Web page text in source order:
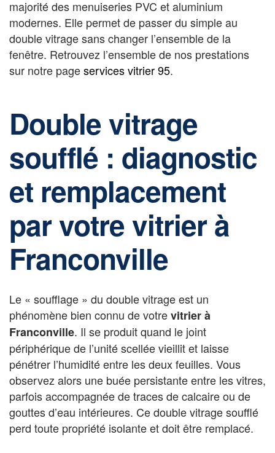
majorité des menuiseries PVC et aluminium
modernes. Elle permet de passer du simple au
double vitrage sans changer l’ensemble de la
fenêtre. Retrouvez l’ensemble de nos prestations
sur notre pageservices vitrier 95.
Double vitrage
soufflé : diagnostic
et remplacement
par votre vitrier à
Franconville
Le « soufflage » du double vitrage est un
phénomène bien connu de votrevitrier à
Franconville. Il se produit quand le joint
périphérique de l’unité scellée vieillit et laisse
pénétrer l’humidité entre les deux feuilles. Vous
observez alors une buée persistante entre les vitres,
parfois accompagnée de traces de calcaire ou de
gouttes d’eau intérieures. Ce double vitrage soufflé
perd toute propriété isolante et doit être remplacé.